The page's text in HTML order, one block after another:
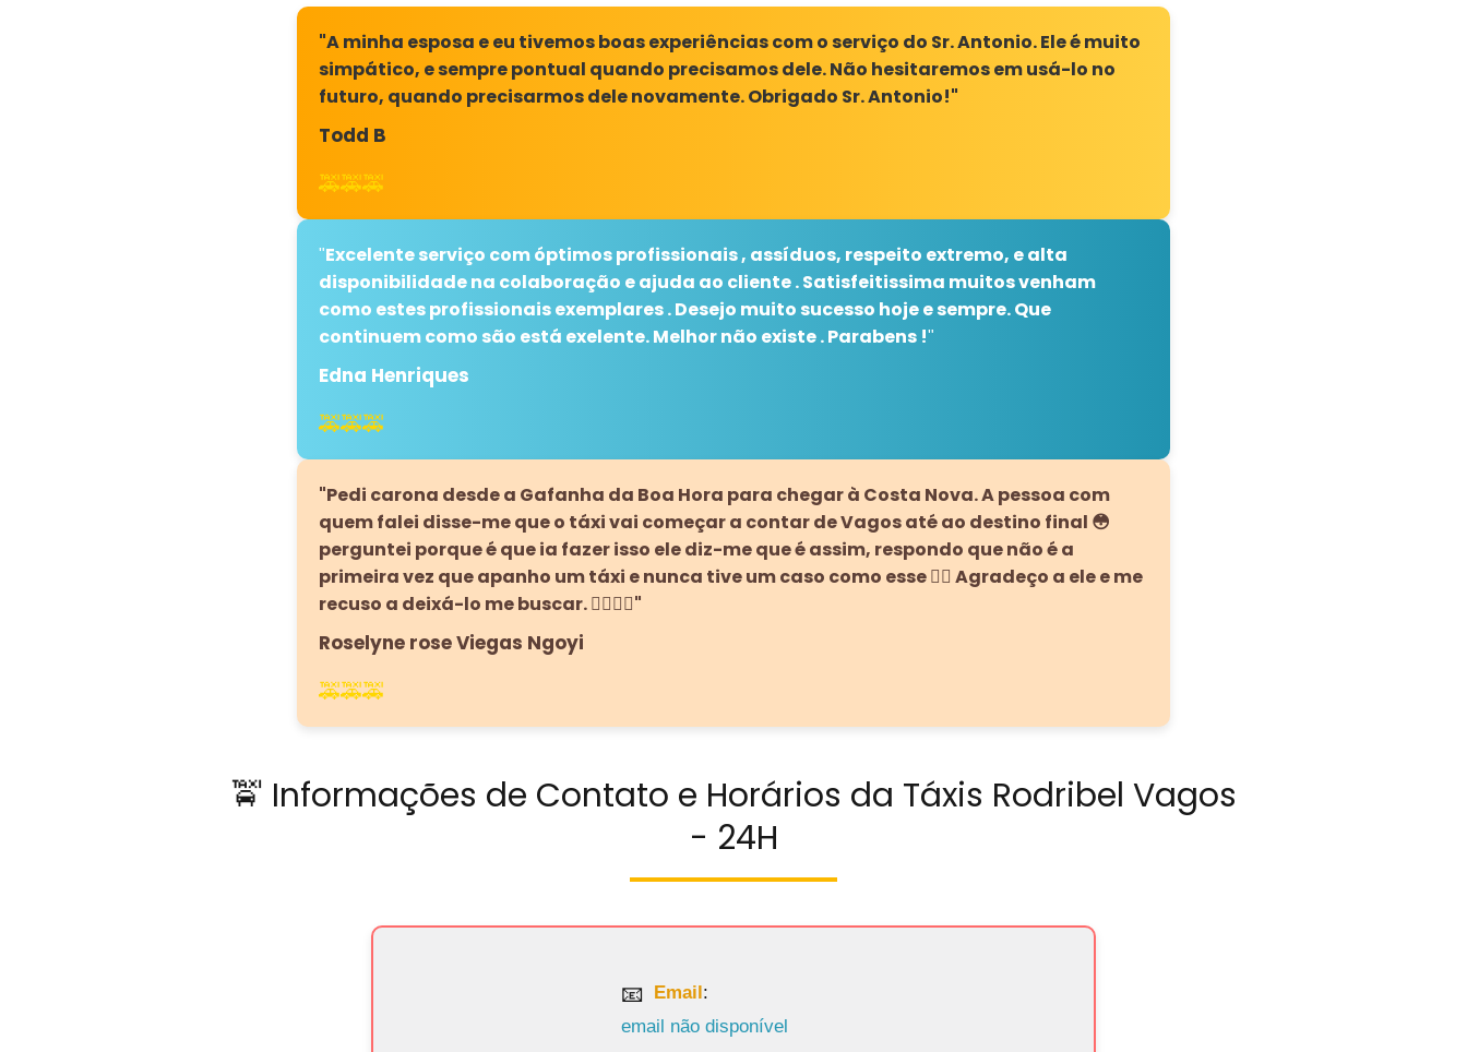
"A minha esposa e eu tivemos boas experiências com o serviço do Sr. Antonio. Ele é muito
simpático, e sempre pontual quando precisamos dele. Não hesitaremos em usá-lo no
futuro, quando precisarmos dele novamente. Obrigado Sr. Antonio!"
Todd B
🚕🚕🚕
"Excelente serviço com óptimos profissionais , assíduos, respeito extremo, e alta
disponibilidade na colaboração e ajuda ao cliente . Satisfeitissima muitos venham
como estes profissionais exemplares . Desejo muito sucesso hoje e sempre. Que
continuem como são está exelente. Melhor não existe . Parabens !"
Edna Henriques
🚕🚕🚕
"Pedi carona desde a Gafanha da Boa Hora para chegar à Costa Nova. A pessoa com
quem falei disse-me que o táxi vai começar a contar de Vagos até ao destino final 😳
perguntei porque é que ia fazer isso ele diz-me que é assim, respondo que não é a
primeira vez que apanho um táxi e nunca tive um caso como esse 🙅‍♀️ Agradeço a ele e me
recuso a deixá-lo me buscar. 🙅‍♀️🙅‍♀️"
Roselyne rose Viegas Ngoyi
🚕🚕🚕
🚖 Informações de Contato e Horários da Táxis Rodribel Vagos
- 24H
Email :
email não disponível